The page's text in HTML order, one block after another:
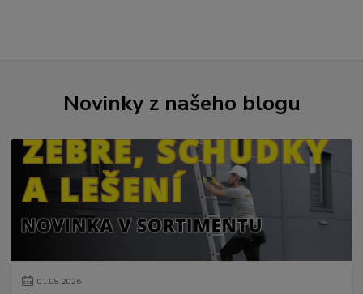
Novinky z našeho blogu
01.08.2026